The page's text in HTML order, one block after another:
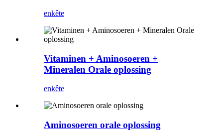
enkête
Vitaminen + Aminosoeren +
Mineralen Orale oplossing
enkête
Aminosoeren orale oplossing